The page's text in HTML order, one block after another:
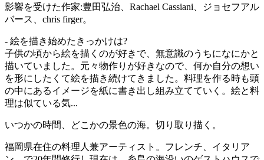
影響を受けた作家:豊田弘治、Rachael Cassiani、ジョセフアル
バース、chris firger。
- 絵を描き始めたきっかけは?
子供の頃から絵を描くのが好きで、無意識のうちになにかと
描いていました。元々物作りが好きなので、何か自分の想い
を形にしたくて絵を描き続けてきました。料理を作る時も頭
の中にあるイメージを紙に書き出し組み立てていく。絵と料
理は似ている気...
いつかの時間、どこかの景色の海。切り取り描く。
福岡県在住の料理人兼アーティスト。フレンチ、イタリア